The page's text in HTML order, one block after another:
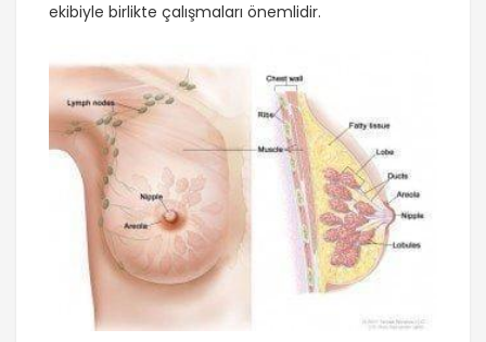
ekibiyle birlikte çalışmaları önemlidir.